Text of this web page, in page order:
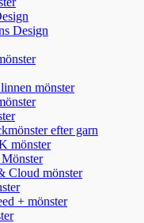
Design
mönster
efter garn
mönster
Cloud mönster
+ mönster